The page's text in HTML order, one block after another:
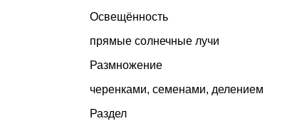
Освещённость
прямые солнечные лучи
Размножение
черенками, семенами, делением
Раздел